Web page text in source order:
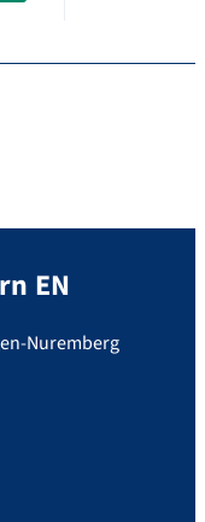
EN
Nuremberg